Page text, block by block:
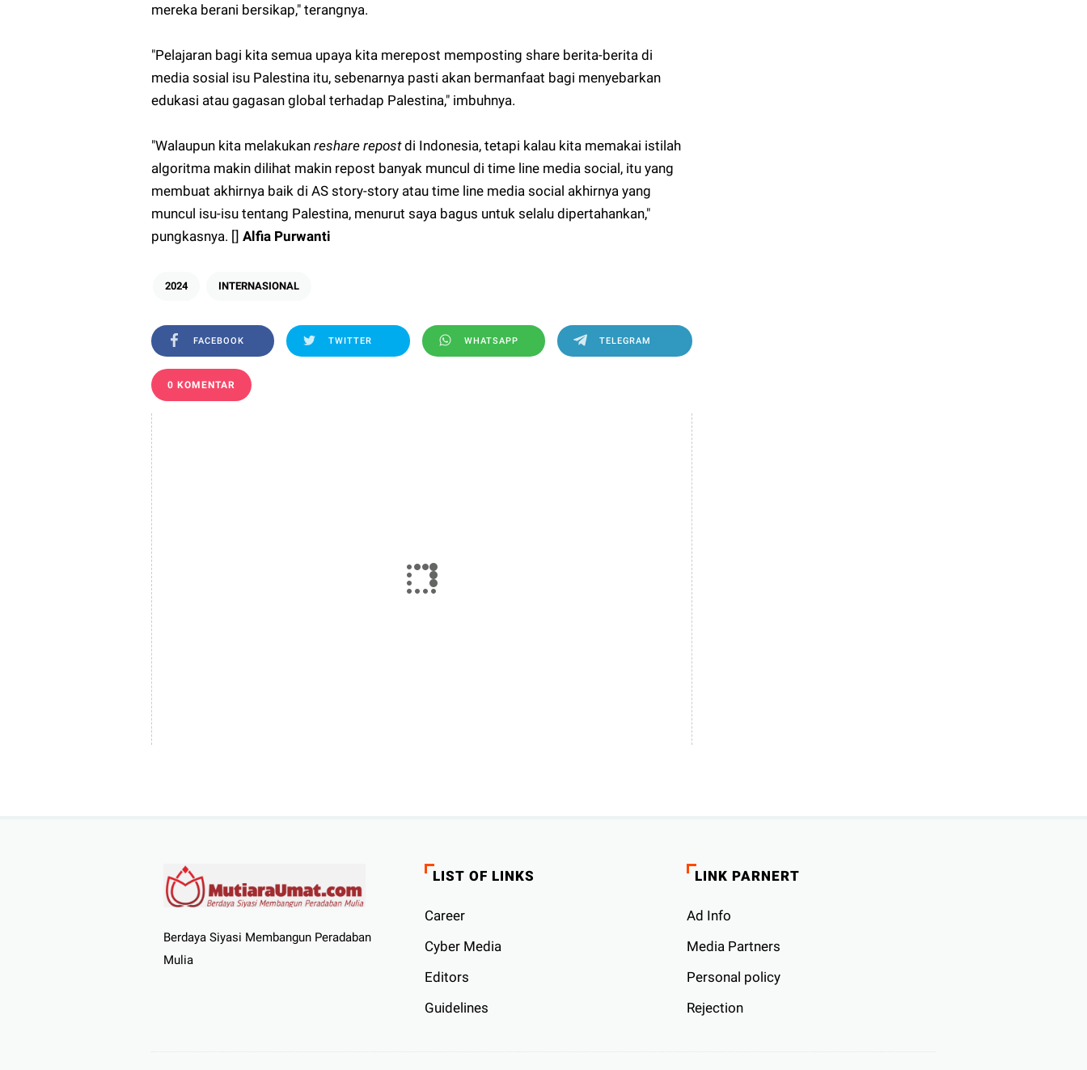
mereka berani bersikap," terangnya.
"Pelajaran bagi kita semua upaya kita merepost memposting share berita-berita di
media sosial isu Palestina itu, sebenarnya pasti akan bermanfaat bagi menyebarkan
edukasi atau gagasan global terhadap Palestina," imbuhnya.
"Walaupun kita melakukan reshare repostdi Indonesia, tetapi kalau kita memakai istilah
algoritma makin dilihat makin repost banyak muncul di time line media social, itu yang
membuat akhirnya baik di AS story-story atau time line media social akhirnya yang
muncul isu-isu tentang Palestina, menurut saya bagus untuk selalu dipertahankan,"
pungkasnya. [] Alfia Purwanti
2024 INTERNASIONAL
FACEBOOK TWITTER WHATSAPP TELEGRAM
0 KOMENTAR
Berdaya Siyasi Membangun Peradaban
Mulia
LIST OF LINKS
Career
Cyber ​​Media
Editors
Guidelines
LINK PARNERT
Ad Info
Media Partners
Personal policy
Rejection